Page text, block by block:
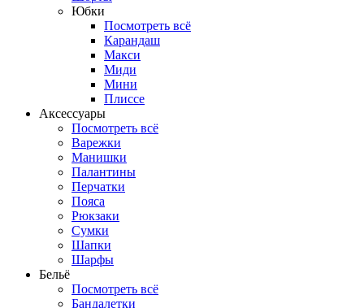
Юбки
Посмотреть всё
Карандаш
Макси
Миди
Мини
Плиссе
Аксессуары
Посмотреть всё
Варежки
Манишки
Палантины
Перчатки
Пояса
Рюкзаки
Сумки
Шапки
Шарфы
Бельё
Посмотреть всё
Бандалетки